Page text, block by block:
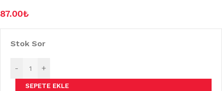
87.00₺
Stok Sor
- +
SEPETE EKLE